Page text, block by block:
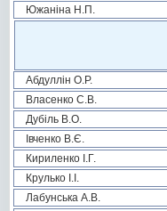
Южаніна Н.П.
Абдуллін О.Р.
Власенко С.В.
Дубіль В.О.
Івченко В.Є.
Кириленко І.Г.
Крулько І.І.
Лабунська А.В.